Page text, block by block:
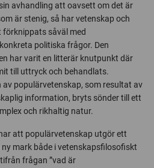
avhandling att oavsett om det är
är stenig, så har vetenskap och
såväl med
politiska frågor. Den
har varit en litterär knutpunkt där
till uttryck och behandlats.
populärvetenskap, som resultat av
information, bryts sönder till ett
och rikhaltig natur.
att populärvetenskap utgör ett
mark både i vetenskapsfilosofiskt
frågan ”vad är